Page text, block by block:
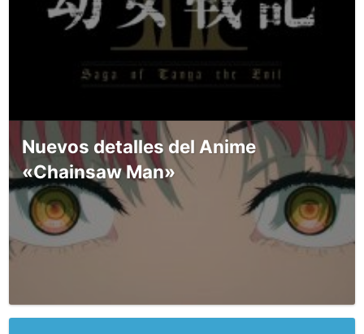
Nuevos detalles del Anime
«Chainsaw Man»